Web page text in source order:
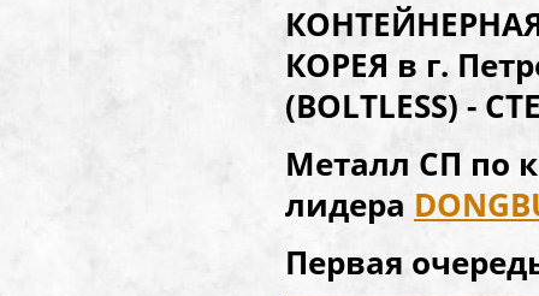
КОРЕЯ в г.
(BOLTLESS) -
Металл СП по
лидера
Первая